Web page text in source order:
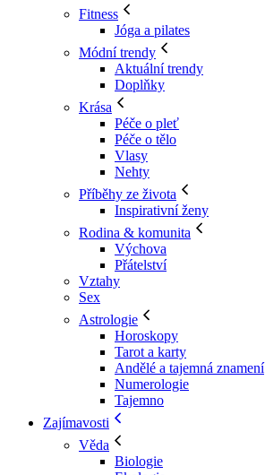
Fitness
Jóga a pilates
Módní trendy
Aktuální trendy
Doplňky
Krása
Péče o pleť
Péče o tělo
Vlasy
Nehty
Příběhy ze života
Inspirativní ženy
Rodina & komunita
Výchova
Přátelství
Vztahy
Sex
Astrologie
Horoskopy
Tarot a karty
Andělé a tajemná znamení
Numerologie
Tajemno
Zajímavosti
Věda
Biologie